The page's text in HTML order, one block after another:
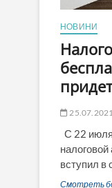
НОВИНИ
С 22 июля
налоговой
вступил в
Смотреть